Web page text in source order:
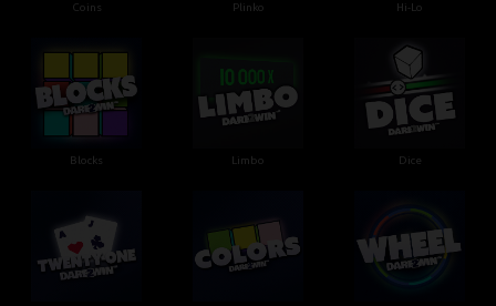
Coins Plinko Hi-Lo
Blocks Limbo Dice